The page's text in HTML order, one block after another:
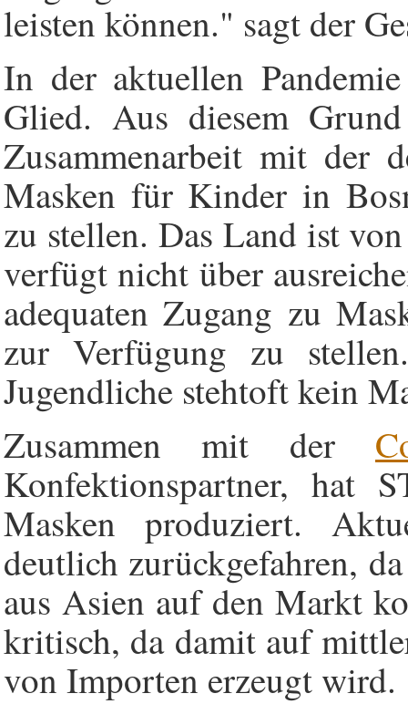
leisten können." sagt der
In der aktuellen
Glied. Aus diesem
Zusammenarbeit mit der
Masken für Kinder in
zu stellen. Das Land ist
verfügt nicht über
adequaten Zugang zu
zur Verfügung zu
Jugendliche stehtoft kein
Zusammen mit der
Konfektionspartner, hat
Masken produziert.
deutlich zurückgefahren,
aus Asien auf den Markt
kritisch, da damit auf
von Importen erzeugt wird.